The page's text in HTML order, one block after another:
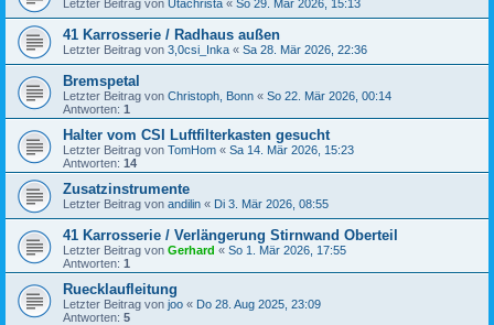
Letzter Beitrag von Utachrista « So 29. Mär 2026, 15:13
41 Karrosserie / Radhaus außen
Letzter Beitrag von 3,0csi_Inka « Sa 28. Mär 2026, 22:36
Bremspetal
Letzter Beitrag von Christoph, Bonn « So 22. Mär 2026, 00:14
Antworten: 1
Halter vom CSI Luftfilterkasten gesucht
Letzter Beitrag von TomHom « Sa 14. Mär 2026, 15:23
Antworten: 14
Zusatzinstrumente
Letzter Beitrag von andilin « Di 3. Mär 2026, 08:55
41 Karrosserie / Verlängerung Stirnwand Oberteil
Letzter Beitrag von Gerhard « So 1. Mär 2026, 17:55
Antworten: 1
Ruecklaufleitung
Letzter Beitrag von joo « Do 28. Aug 2025, 23:09
Antworten: 5